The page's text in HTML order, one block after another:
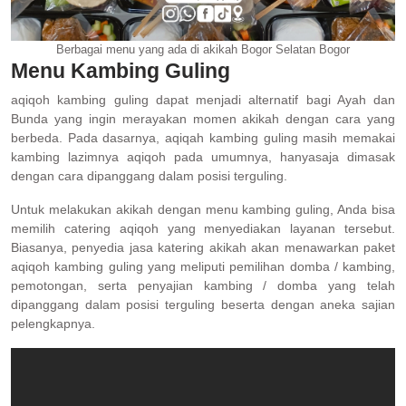
Berbagai menu yang ada di akikah Bogor Selatan Bogor
Menu Kambing Guling
aqiqoh kambing guling dapat menjadi alternatif bagi Ayah dan
Bunda yang ingin merayakan momen akikah dengan cara yang
berbeda. Pada dasarnya, aqiqah kambing guling masih memakai
kambing lazimnya aqiqoh pada umumnya, hanyasaja dimasak
dengan cara dipanggang dalam posisi terguling.
Untuk melakukan akikah dengan menu kambing guling, Anda bisa
memilih catering aqiqoh yang menyediakan layanan tersebut.
Biasanya, penyedia jasa katering akikah akan menawarkan paket
aqiqoh kambing guling yang meliputi pemilihan domba / kambing,
pemotongan, serta penyajian kambing / domba yang telah
dipanggang dalam posisi terguling beserta dengan aneka sajian
pelengkapnya.